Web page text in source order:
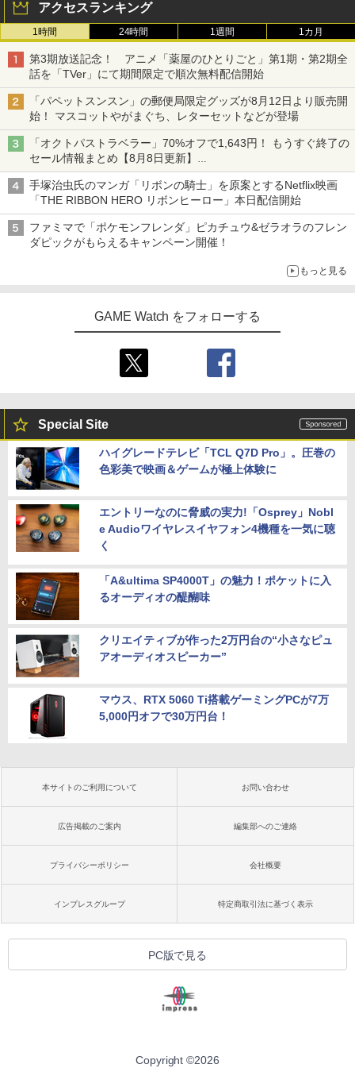
アクセスランキング
1時間 24時間 1週間 1カ月
第3期放送記念！ アニメ「薬屋のひとりごと」第1期・第2期全
話を「TVer」にて期間限定で順次無料配信開始
「パペットスンスン」の郵便局限定グッズが8月12日より販売開
始！ マスコットやがまぐち、レターセットなどが登場
「オクトパストラベラー」70%オフで1,643円！ もうすぐ終了の
セール情報まとめ【8月8日更新】
ニンテンドーeショップでは「大神 絶景版」が67%オフで990円
手塚治虫氏のマンガ「リボンの騎士」を原案とするNetflix映画
「THE RIBBON HERO リボンヒーロー」本日配信開始
ファミマで「ポケモンフレンダ」ピカチュウ&ゼラオラのフレン
ダピックがもらえるキャンペーン開催！
もっと見る
GAME Watch をフォローする
Special Site
ハイグレードテレビ「TCL Q7D Pro」。圧巻の
色彩美で映画＆ゲームが極上体験に
エントリーなのに脅威の実力!「Osprey」Nobl
e Audioワイヤレスイヤフォン4機種を一気に聴
く
「A&ultima SP4000T」の魅力！ポケットに入
るオーディオの醍醐味
クリエイティブが作った2万円台の“小さなピュ
アオーディオスピーカー”
マウス、RTX 5060 Ti搭載ゲーミングPCが7万
5,000円オフで30万円台！
本サイトのご利用について お問い合わせ
広告掲載のご案内 編集部へのご連絡
プライバシーポリシー 会社概要
インプレスグループ 特定商取引法に基づく表示
PC版で見る
Copyright ©2026